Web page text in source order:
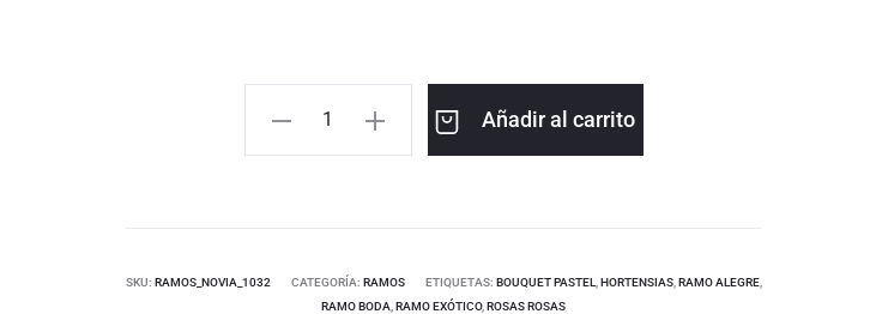
Añadir al carrito
SKU: RAMOS_NOVIA_1032 CATEGORÍA: RAMOS ETIQUETAS: BOUQUET PASTEL HORTENSIAS, RAMO ALEGRE,
RAMO BODA RAMO EXÓTICO, ROSAS ROSAS